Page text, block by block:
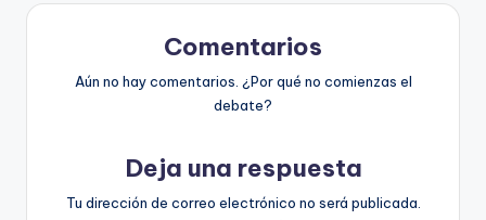
Comentarios
Aún no hay comentarios. ¿Por qué no comienzas el
debate?
Deja una respuesta
Tu dirección de correo electrónico no será publicada.